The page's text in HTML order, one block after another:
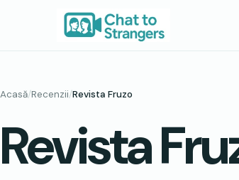
Acasă/Recenzii/Revista Fruzo
Revista